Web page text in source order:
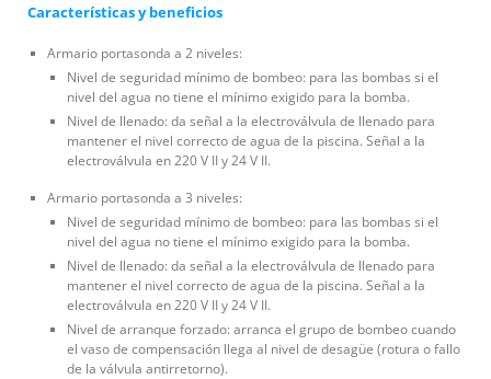
Características y beneficios
Armario portasonda a 2 niveles:
Nivel de seguridad mínimo de bombeo: para las bombas si el
nivel del agua no tiene el mínimo exigido para la bomba.
Nivel de llenado: da señal a la electroválvula de llenado para
mantener el nivel correcto de agua de la piscina. Señal a la
electroválvula en 220 V II y 24 V II.
Armario portasonda a 3 niveles:
Nivel de seguridad mínimo de bombeo: para las bombas si el
nivel del agua no tiene el mínimo exigido para la bomba.
Nivel de llenado: da señal a la electroválvula de llenado para
mantener el nivel correcto de agua de la piscina. Señal a la
electroválvula en 220 V II y 24 V II.
Nivel de arranque forzado: arranca el grupo de bombeo cuando
el vaso de compensación llega al nivel de desagüe (rotura o fallo
de la válvula antirretorno).